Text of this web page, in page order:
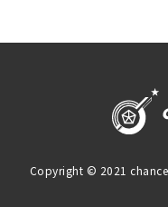
Copyright © 2021